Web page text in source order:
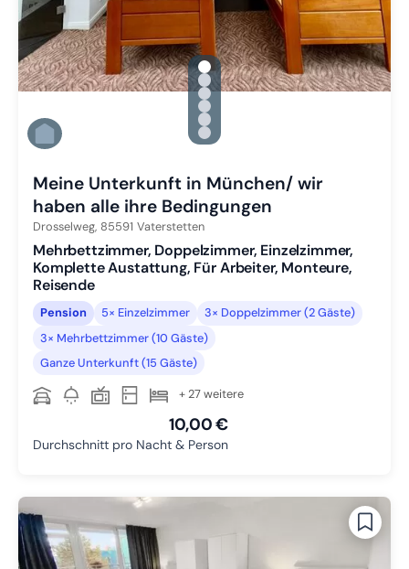
gallery.slide_selector
Zu Slide 1 wechseln
Zu Slide 2 wechseln
Zu Slide 3 wechseln
Zu Slide 4 wechseln
Zu Slide 5 wechseln
Zu Slide 6 wechseln
Meine Unterkunft in München/ wir
haben alle ihre Bedingungen
Drosselweg, 85591 Vaterstetten
Mehrbettzimmer, Doppelzimmer, Einzelzimmer,
Komplette Austattung, Für Arbeiter, Monteure,
Reisende
Pension 5× Einzelzimmer
3× Doppelzimmer (2 Gäste)
3× Mehrbettzimmer (10 Gäste)
Ganze Unterkunft (15 Gäste)
+ 27 weitere
10,00 €
Durchschnitt pro Nacht & Person